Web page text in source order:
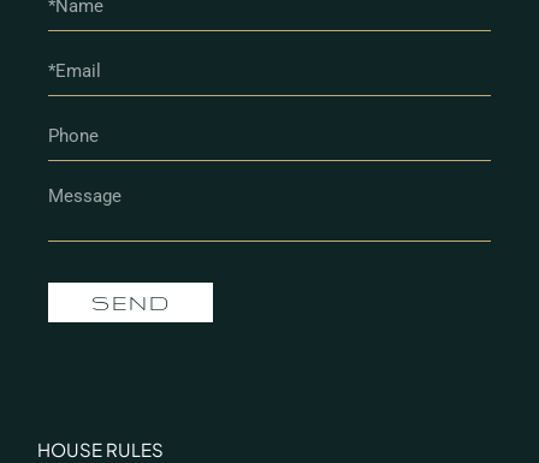
SEND
HOUSE RULES